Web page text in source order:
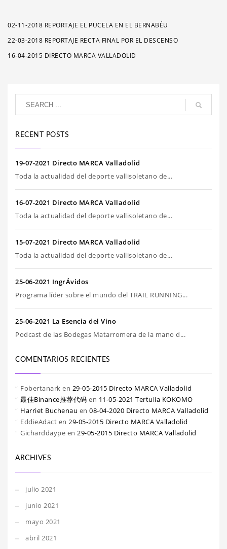
02-11-2018 REPORTAJE EL PUCELA EN EL BERNABÉU
22-03-2018 REPORTAJE RECTA FINAL POR EL DESCENSO
16-04-2015 DIRECTO MARCA VALLADOLID
RECENT POSTS
19-07-2021 Directo MARCA Valladolid
Toda la actualidad del deporte vallisoletano de...
16-07-2021 Directo MARCA Valladolid
Toda la actualidad del deporte vallisoletano de...
15-07-2021 Directo MARCA Valladolid
Toda la actualidad del deporte vallisoletano de...
25-06-2021 IngrÁvidos
Programa líder sobre el mundo del TRAIL RUNNING...
25-06-2021 La Esencia del Vino
Podcast de las Bodegas Matarromera de la mano d...
COMENTARIOS RECIENTES
Fobertanark en 29-05-2015 Directo MARCA Valladolid
最佳Binance推荐代码 en 11-05-2021 Tertulia KOKOMO
Harriet Buchenau en 08-04-2020 Directo MARCA Valladolid
EddieAdact en 29-05-2015 Directo MARCA Valladolid
Gicharddaype en 29-05-2015 Directo MARCA Valladolid
ARCHIVES
julio 2021
junio 2021
mayo 2021
abril 2021